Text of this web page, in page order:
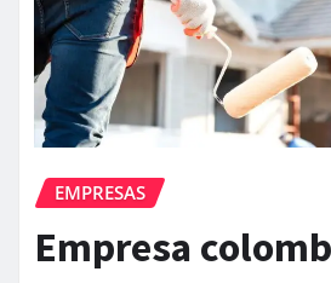
EMPRESAS
Empresa